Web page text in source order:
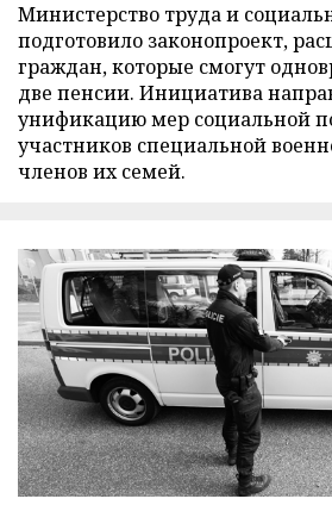
Министерство труда и
подготовило законопроект,
граждан, которые смогут
две пенсии. Инициатива
унификацию мер социальной
участников специальной
членов их семей.